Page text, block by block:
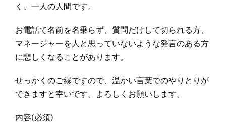
く、一人の人間です。
お電話で名前を名乗らず、質問だけして切られる方、
マネージャーを人と思っていないような発言のある方
に悲しくなることがあります。
せっかくのご縁ですので、温かい言葉でのやりとりが
できますと幸いです。よろしくお願いします。
内容(必須)